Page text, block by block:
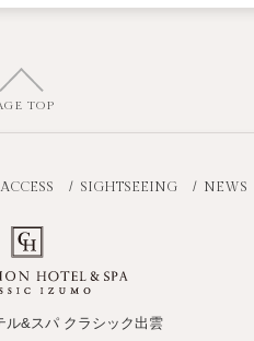
TOP
ACCESS SIGHTSEEING NEWS
ル&スパ クラシック出雲